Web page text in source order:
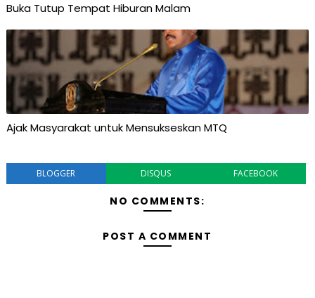
Buka Tutup Tempat Hiburan Malam
Ajak Masyarakat untuk Mensukseskan MTQ
BLOGGER DISQUS FACEBOOK
NO COMMENTS:
POST A COMMENT